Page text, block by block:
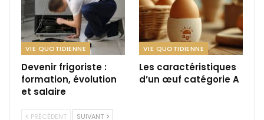
VIE QUOTIDIENNE
Devenir frigoriste :
formation, évolution
et salaire
VIE QUOTIDIENNE
Les caractéristiques
d’un œuf catégorie A
PRÉCÉDENT SUIVANT